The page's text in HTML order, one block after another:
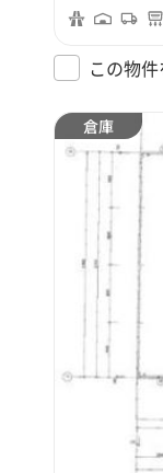
この物
倉庫